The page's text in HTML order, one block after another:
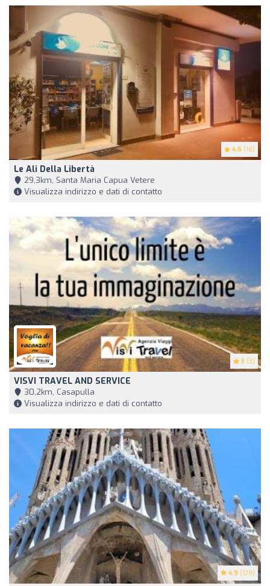
4.6 (16)
Le Ali Della Libertà
29,3km, Santa Maria Capua Vetere
Visualizza indirizzo e dati di contatto
5 (3)
VISVI TRAVEL AND SERVICE
30,2km, Casapulla
Visualizza indirizzo e dati di contatto
4.9 (129)